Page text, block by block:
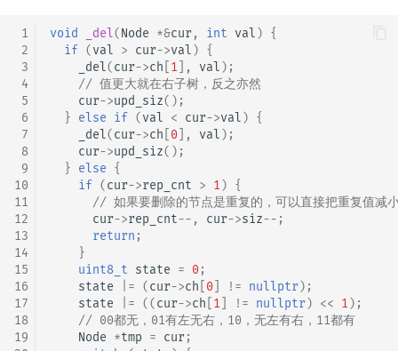
1
2
3
4
5
6
7
8
9
10
11
12
13
14
15
16
17
18
19
void _del(Node *&cur, int val) {
if (val > cur->val) {
_del(cur->ch 1 ], val);
// 值更大就在右子树，反之亦然
cur->upd_siz();
} else if (val < cur->val) {
_del(cur->ch 0 ], val);
cur->upd_siz();
} else {
if (cur->rep_cnt > 1) {
// 如果要删除的节点是重复的，可以直接把重复值减
cur->rep_cnt-- , cur->siz-- ;
return ;
}
uint8_t state = 0;
state
|= (cur->ch 0 != nullptr);
state
|= ((cur->ch 1 != nullptr) << 1);
// 00都无，01有左无右，10，无左有右，11都有
Node *tmp = cur;